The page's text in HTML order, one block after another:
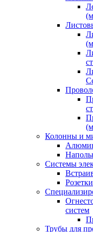
Колонны и
Системы
систем
Трубы для